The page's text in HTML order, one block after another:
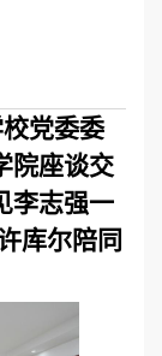
党委委
院座谈交
李志强一
库尔陪同